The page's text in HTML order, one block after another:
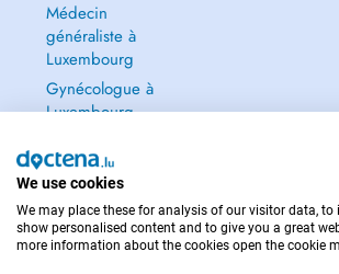
Médecin
généraliste à
Luxembourg
Gynécologue à
Luxembourg
POUR LES URGENCES,
We use cookies
We may place these for analysis of our visitor data, to
show personalised content and to give you a great
more information about the cookies open the cookie